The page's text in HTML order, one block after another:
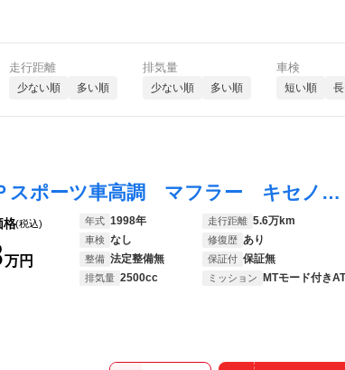
走行距離
少ない順 多い順
排気量
少ない順 多い順
車検
短い順
スカイライン ２５ＧＴ ＧＰスポーツ車高調 マフラー キセノンライト リアスポイラー ＷＯＲＫ１８ＡＷ シフトマチックＡＴーｘ
格(税込)
万円
年式 1998年 走行距離 5.6万km
車検 なし 修復歴 あり
整備 法定整備無 保証付 保証無
排気量 2500cc ミッション MTモード付きAT